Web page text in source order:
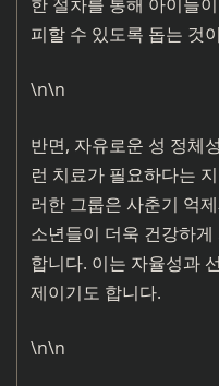
피할 수 있도록 돕는 것
\n\n
반면, 자유로운 성 정체
런 치료가 필요하다는
러한 그룹은 사춘기 억
소년들이 더욱 건강하
합니다. 이는 자율성과
제이기도 합니다.
\n\n